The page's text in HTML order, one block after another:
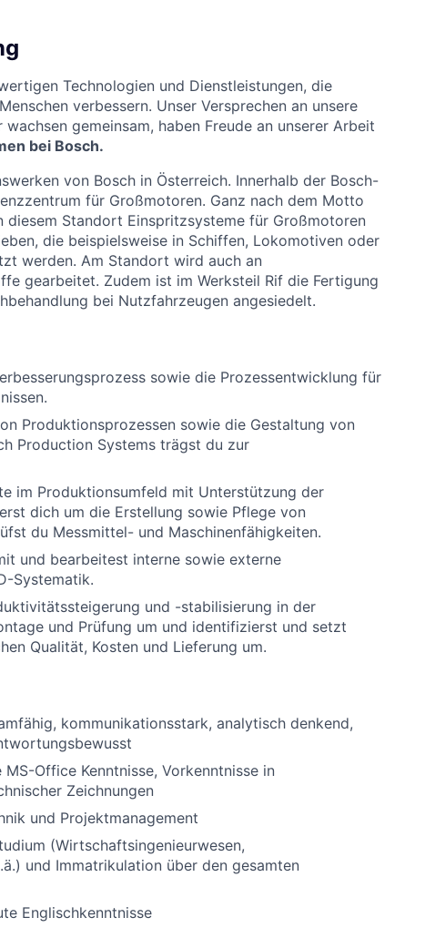
Technologien und Dienstleistungen, die
verbessern. Unser Versprechen an unsere
gemeinsam, haben Freude an unserer Arbeit
bei Bosch.
von Bosch in Österreich. Innerhalb der Bosch-
für Großmotoren. Ganz nach dem Motto
diesem Standort Einspritzsysteme für Großmotoren
die beispielsweise in Schiffen, Lokomotiven oder
werden. Am Standort wird auch an
gearbeitet. Zudem ist im Werksteil Rif die Fertigung
bei Nutzfahrzeugen angesiedelt.
sowie die Prozessentwicklung für
Produktionsprozessen sowie die Gestaltung von
Production Systems trägst du zur
im Produktionsumfeld mit Unterstützung der
dich um die Erstellung sowie Pflege von
du Messmittel- und Maschinenfähigkeiten.
und bearbeitest interne sowie externe
Systematik.
und -stabilisierung in der
und Prüfung um und identifizierst und setzt
Qualität, Kosten und Lieferung um.
kommunikationsstark, analytisch denkend,
MS-Office Kenntnisse, Vorkenntnisse in
Zeichnungen
und Projektmanagement
(Wirtschaftsingenieurwesen,
und Immatrikulation über den gesamten
Englischkenntnisse